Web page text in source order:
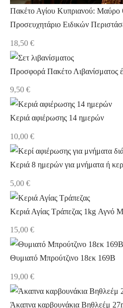
Πακέτο Αγίου Κυπριανού:
Προσευχητάριο Ειδικών
18,50 €
Προσφορά Πακέτο Λιβανίσματος
9,50 €
Κεριά αφιέρωσης 14 ημερών
10,00 €
Κεριά 8 ημερών για μνήματα ή
5,00 €
Κεριά Αγίας Τράπεζας 1kg Αγνό
15,00 €
Θυμιατό Μπρούτζινο 18εκ 169B
19,00 €
Άκαπνα καρβουνάκια Βηθλεέμ